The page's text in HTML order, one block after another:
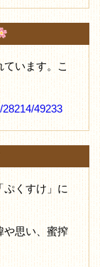
います。こ
49233
くすけ」に
や思い、蜜搾